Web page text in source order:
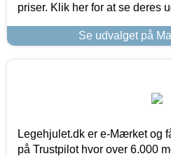
priser. Klik her for at se deres
Se udvalget på
Legehjulet.dk er e-Mærket og
på Trustpilot hvor over 6.000